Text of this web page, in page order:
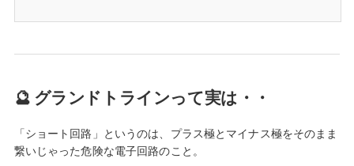
🔮 グランドトラインって実は・・
「ショート回路」というのは、プラス極とマイナス極をそのまま
繋いじゃった危険な電子回路のこと。